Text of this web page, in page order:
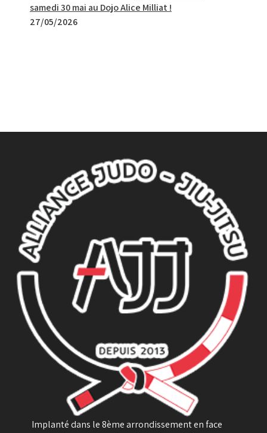
samedi 30 mai au Dojo Alice Milliat !
27/05/2026
Implanté dans le 8ème arrondissement en face